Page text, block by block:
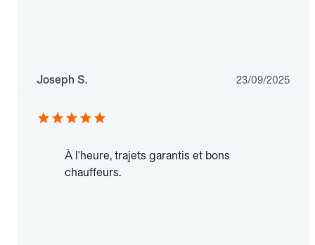
Joseph S. 23/09/2025
À l'heure, trajets garantis et bons
chauffeurs.